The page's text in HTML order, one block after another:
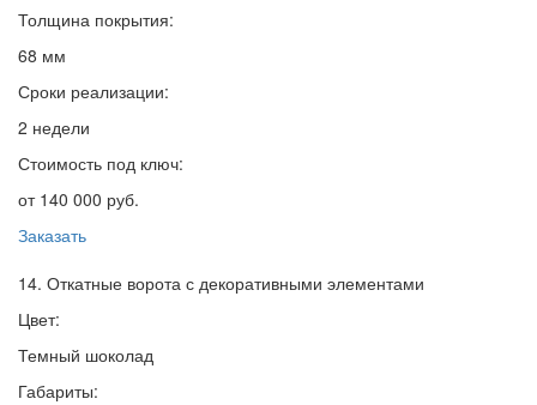
Толщина покрытия:
68 мм
Сроки реализации:
2 недели
Стоимость под ключ:
от 140 000 руб.
Заказать
14. Откатные ворота с декоративными элементами
Цвет:
Темный шоколад
Габариты: